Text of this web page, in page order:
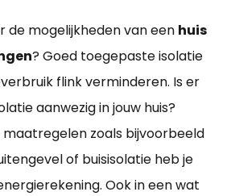
de mogelijkheden van een huis
? Goed toegepaste isolatie
flink verminderen. Is er
aanwezig in jouw huis?
maatregelen zoals bijvoorbeeld
of buisisolatie heb je
Ook in een wat